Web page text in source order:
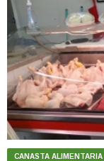
CANASTA ALIMENTARIA